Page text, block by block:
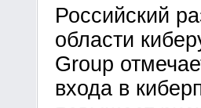
Российский
области
Group
входа в